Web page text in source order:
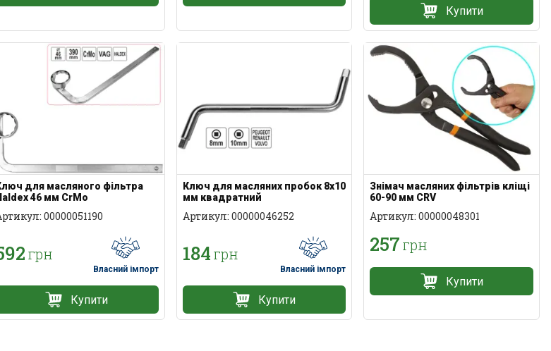
Купити
для масляного фільтра
46 мм CrMo
00000051190
грн
Власний імпорт
Купити
Ключ для масляних пробок 8x10
мм квадратний
Артикул: 00000046252
184грн
Власний імпорт
Купити
Знімач масляних фільтрів кліщі
60-90 мм CRV
Артикул: 00000048301
257 грн
Купити